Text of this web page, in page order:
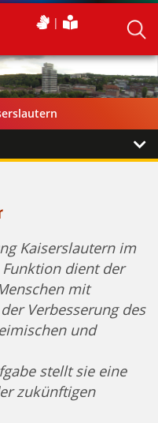
Kaiserslautern im
dient der
mit
Verbesserung des
und
stellt sie eine
zukünftigen